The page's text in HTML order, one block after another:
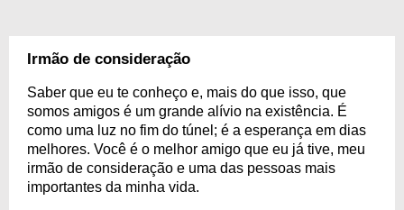
Irmão de consideração
Saber que eu te conheço e, mais do que isso, que
somos amigos é um grande alívio na existência. É
como uma luz no fim do túnel; é a esperança em dias
melhores. Você é o melhor amigo que eu já tive, meu
irmão de consideração e uma das pessoas mais
importantes da minha vida.